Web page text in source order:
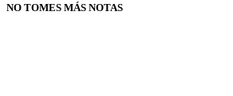
NO TOMES MÁS NOTAS